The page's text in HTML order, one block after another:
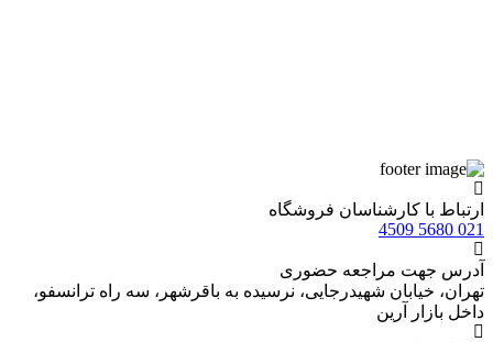
با کارشناسان فروشگاه
021 5680
جهت مراجعه حضوری
خيابان شهيدرجايى، نرسیده به باقرشهر، سه راه ترانسفو،
بازار آرین